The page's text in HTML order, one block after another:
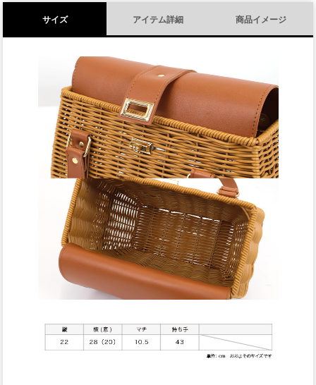
サイズ アイテム詳細 商品イメージ